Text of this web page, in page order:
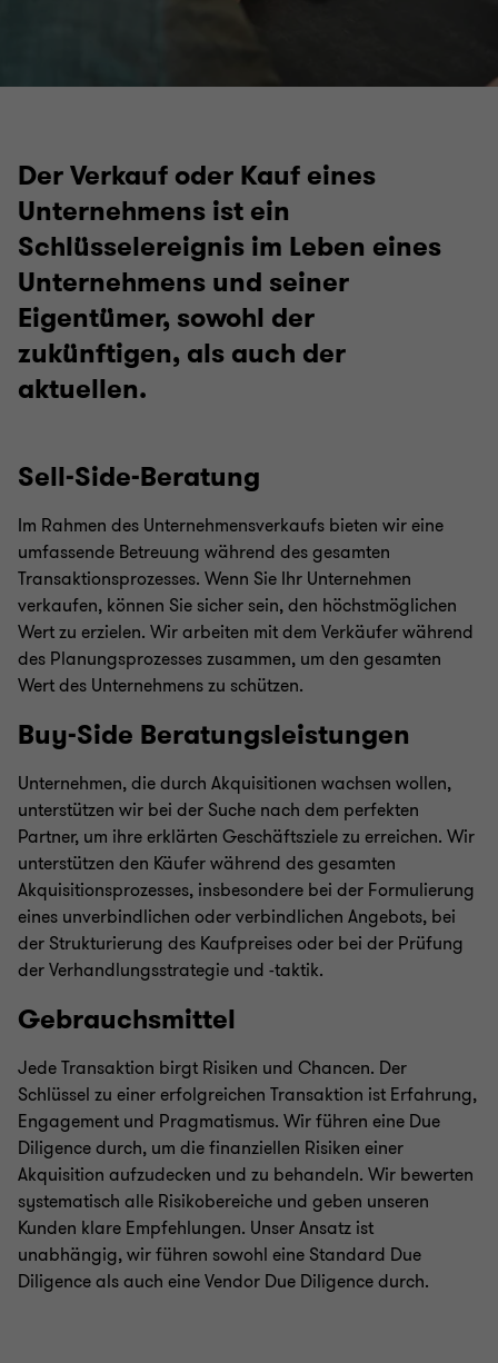
Der Verkauf oder Kauf eines
Unternehmens ist ein
Schlüsselereignis im Leben eines
Unternehmens und seiner
Eigentümer, sowohl der
zukünftigen, als auch der
aktuellen.
Sell-Side-Beratung
Im Rahmen des Unternehmensverkaufs bieten wir eine
umfassende Betreuung während des gesamten
Transaktionsprozesses. Wenn Sie Ihr Unternehmen
verkaufen, können Sie sicher sein, den höchstmöglichen
Wert zu erzielen. Wir arbeiten mit dem Verkäufer während
des Planungsprozesses zusammen, um den gesamten
Wert des Unternehmens zu schützen.
Buy-Side Beratungsleistungen
Unternehmen, die durch Akquisitionen wachsen wollen,
unterstützen wir bei der Suche nach dem perfekten
Partner, um ihre erklärten Geschäftsziele zu erreichen. Wir
unterstützen den Käufer während des gesamten
Akquisitionsprozesses, insbesondere bei der Formulierung
eines unverbindlichen oder verbindlichen Angebots, bei
der Strukturierung des Kaufpreises oder bei der Prüfung
der Verhandlungsstrategie und -taktik.
Gebrauchsmittel
Jede Transaktion birgt Risiken und Chancen. Der
Schlüssel zu einer erfolgreichen Transaktion ist Erfahrung,
Engagement und Pragmatismus. Wir führen eine Due
Diligence durch, um die finanziellen Risiken einer
Akquisition aufzudecken und zu behandeln. Wir bewerten
systematisch alle Risikobereiche und geben unseren
Kunden klare Empfehlungen. Unser Ansatz ist
unabhängig, wir führen sowohl eine Standard Due
Diligence als auch eine Vendor Due Diligence durch.